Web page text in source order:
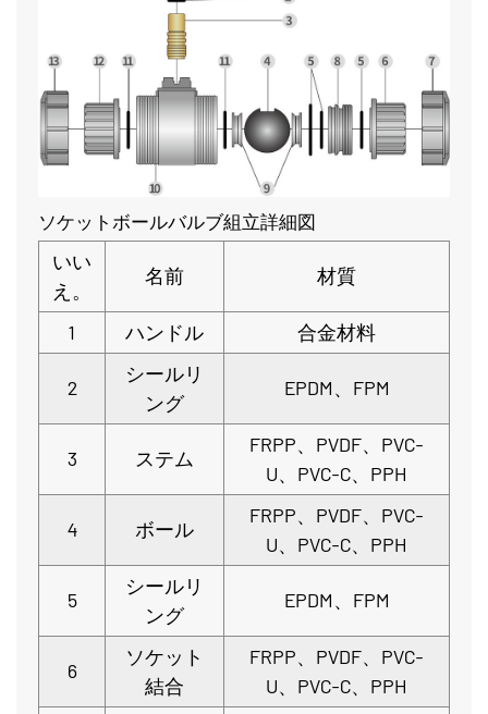
ソケットボールバルブ組立詳細図
いい
え。
名前 材質
1 ハンドル 合金材料
2
シールリ
ング
EPDM、FPM
3 ステム
FRPP、PVDF、PVC-
U、PVC-C、PPH
4 ボール
FRPP、PVDF、PVC-
U、PVC-C、PPH
5
シールリ
ング
EPDM、FPM
6
ソケット
結合
FRPP、PVDF、PVC-
U、PVC-C、PPH